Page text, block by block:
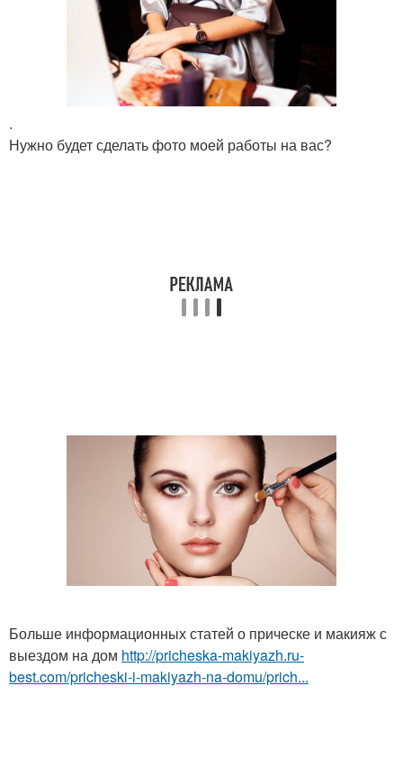
.
Нужно будет сделать фото моей работы на вас?
Больше информационных статей о прическе и макияж с
выездом на дом http://pricheska-makiyazh.ru-
best.com/pricheski-i-makiyazh-na-domu/prich...